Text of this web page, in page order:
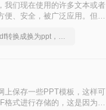
我们现在使用的许多文本或者
便、安全，被广泛应用。但
怎么将pdf转换成换为ppt，分享一种简单的方法
上保存一些PPT模板，这样可
格式进行存储的，这是因为它